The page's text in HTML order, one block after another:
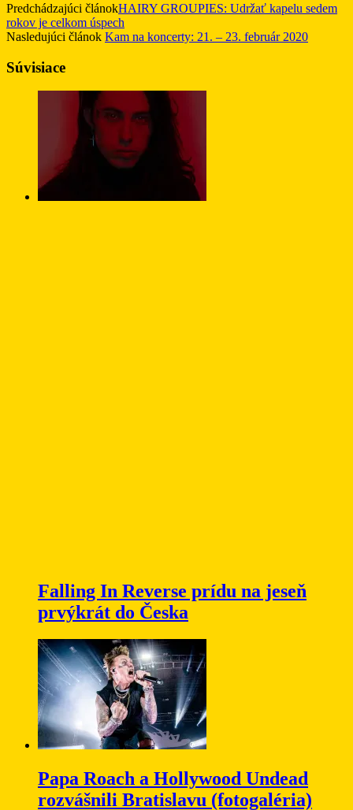
Predchádzajúci článokHAIRY GROUPIES: Udržať kapelu sedem
rokov je celkom úspech
Nasledujúci článok Kam na koncerty: 21. – 23. február 2020
Súvisiace
Falling In Reverse prídu na jeseň
prvýkrát do Česka
Papa Roach a Hollywood Undead
rozvášnili Bratislavu (fotogaléria)